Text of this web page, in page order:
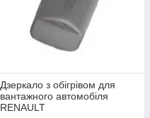
Дзеркало з обігрівом для
вантажного автомобіля
RENAULT